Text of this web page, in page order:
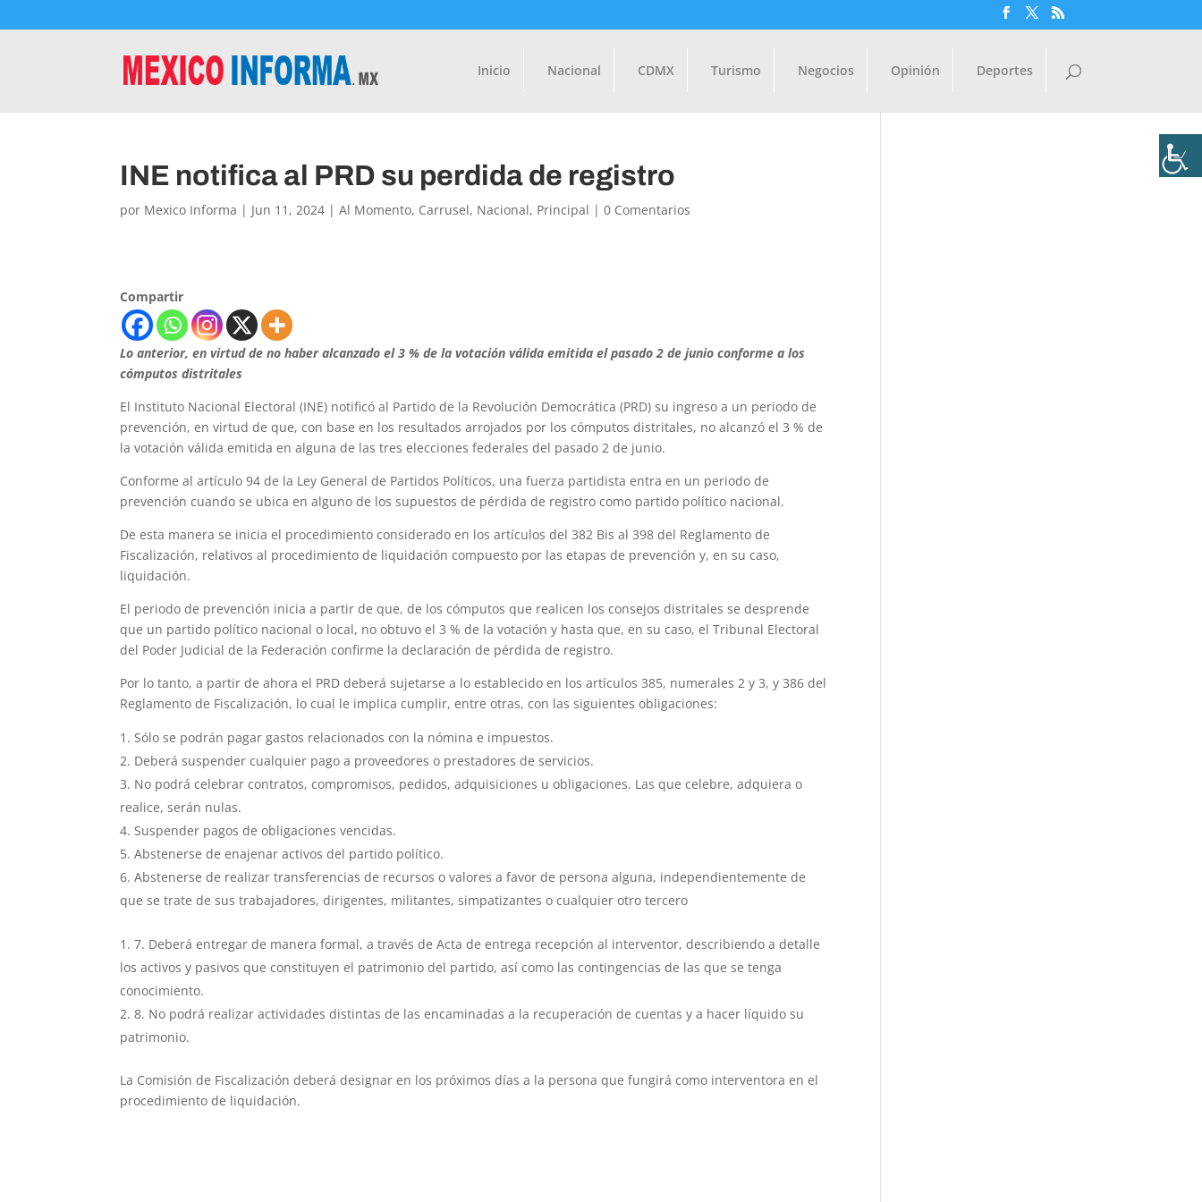
Inicio Nacional CDMX Turismo Negocios Opinión Deportes
INE notifica al PRD su perdida de registro
por Mexico Informa | Jun 11, 2024 |Al Momento, Carrusel, Nacional, Principal |0 Comentarios
Compartir
Lo anterior, en virtud de no haber alcanzado el 3 % de la votación válida emitida el pasado 2 de junio conforme a los
cómputos distritales
El Instituto Nacional Electoral (INE) notificó al Partido de la Revolución Democrática (PRD) su ingreso a un periodo de
prevención, en virtud de que, con base en los resultados arrojados por los cómputos distritales, no alcanzó el 3 % de
la votación válida emitida en alguna de las tres elecciones federales del pasado 2 de junio.
Conforme al artículo 94 de la Ley General de Partidos Políticos, una fuerza partidista entra en un periodo de
prevención cuando se ubica en alguno de los supuestos de pérdida de registro como partido político nacional.
De esta manera se inicia el procedimiento considerado en los artículos del 382 Bis al 398 del Reglamento de
Fiscalización, relativos al procedimiento de liquidación compuesto por las etapas de prevención y, en su caso,
liquidación.
El periodo de prevención inicia a partir de que, de los cómputos que realicen los consejos distritales se desprende
que un partido político nacional o local, no obtuvo el 3 % de la votación y hasta que, en su caso, el Tribunal Electoral
del Poder Judicial de la Federación confirme la declaración de pérdida de registro.
Por lo tanto, a partir de ahora el PRD deberá sujetarse a lo establecido en los artículos 385, numerales 2 y 3, y 386 del
Reglamento de Fiscalización, lo cual le implica cumplir, entre otras, con las siguientes obligaciones:
Sólo se podrán pagar gastos relacionados con la nómina e impuestos.
Deberá suspender cualquier pago a proveedores o prestadores de servicios.
No podrá celebrar contratos, compromisos, pedidos, adquisiciones u obligaciones. Las que celebre, adquiera o
realice, serán nulas.
Suspender pagos de obligaciones vencidas.
Abstenerse de enajenar activos del partido político.
Abstenerse de realizar transferencias de recursos o valores a favor de persona alguna, independientemente de
que se trate de sus trabajadores, dirigentes, militantes, simpatizantes o cualquier otro tercero
7. Deberá entregar de manera formal, a través de Acta de entrega recepción al interventor, describiendo a detalle
los activos y pasivos que constituyen el patrimonio del partido, así como las contingencias de las que se tenga
conocimiento.
8. No podrá realizar actividades distintas de las encaminadas a la recuperación de cuentas y a hacer líquido su
patrimonio.
La Comisión de Fiscalización deberá designar en los próximos días a la persona que fungirá como interventora en el
procedimiento de liquidación.